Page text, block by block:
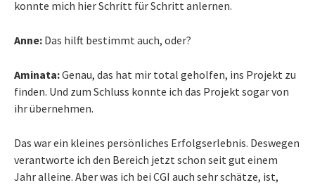
konnte mich hier Schritt für Schritt anlernen.
Anne: Das hilft bestimmt auch, oder?
Aminata:Genau, das hat mir total geholfen, ins Projekt zu
finden. Und zum Schluss konnte ich das Projekt sogar von
ihr übernehmen.
Das war ein kleines persönliches Erfolgserlebnis. Deswegen
verantworte ich den Bereich jetzt schon seit gut einem
Jahr alleine. Aber was ich bei CGI auch sehr schätze, ist,